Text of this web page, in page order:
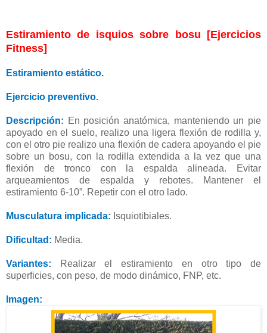
Estiramiento de isquios sobre bosu [Ejercicios
Fitness]
Estiramiento estático.
Ejercicio preventivo.
Descripción: En posición anatómica, manteniendo un pie
apoyado en el suelo, realizo una ligera flexión de rodilla y,
con el otro pie realizo una flexión de cadera apoyando el pie
sobre un bosu, con la rodilla extendida a la vez que una
flexión de tronco con la espalda alineada. Evitar
arqueamientos de espalda y rebotes. Mantener el
estiramiento 6-10”. Repetir con el otro lado.
Musculatura implicada: Isquiotibiales.
Dificultad: Media.
Variantes: Realizar el estiramiento en otro tipo de
superficies, con peso, de modo dinámico, FNP, etc.
Imagen: